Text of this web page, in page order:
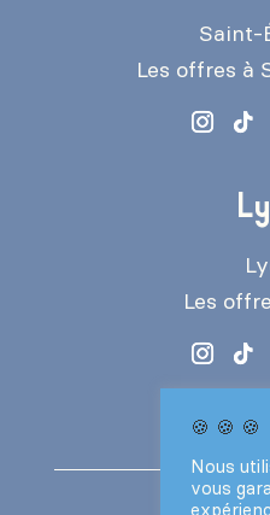
Saint-
Les offres à
Les
🍪 🍪 🍪
Nous
vous